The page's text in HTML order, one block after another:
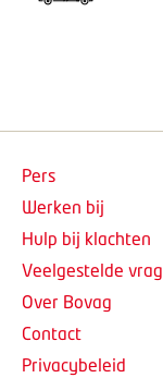
Pers
Werken bij
Hulp bij klachten
Veelgestelde
Over Bovag
Contact
Privacybeleid